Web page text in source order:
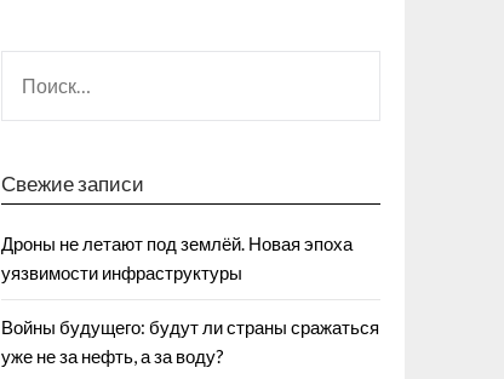
Свежие записи
Дроны не летают под землёй. Новая эпоха
уязвимости инфраструктуры
Войны будущего: будут ли страны сражаться
уже не за нефть, а за воду?